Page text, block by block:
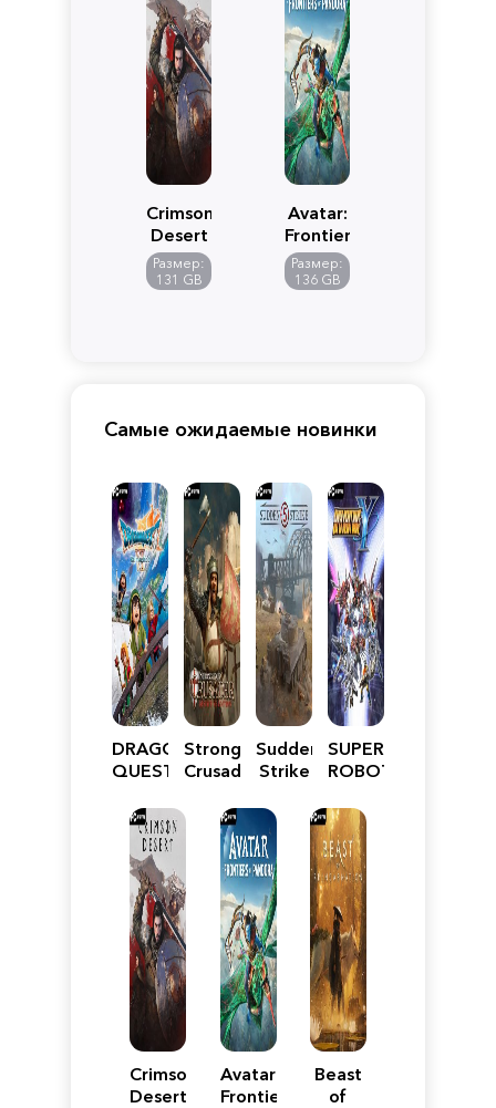
Crimson
Desert
Размер:
131 GB
Avatar:
Frontiers
of
Pandora
Размер:
136 GB
Самые ожидаемые новинки
DRAGON
QUEST
Reimagined
Stronghold
Crusader:
Edition
Sudden
Strike
SUPER
ROBOT
Y
Crimson
Desert
Avatar:
Frontiers
Beast
of